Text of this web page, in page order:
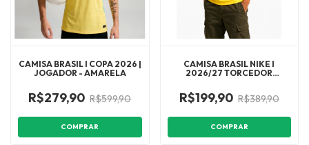
CAMISA BRASIL I COPA 2026 |
JOGADOR - AMARELA
R$279,90 R$599,90
COMPRAR
CAMISA BRASIL NIKE I
2026/27 TORCEDOR
R$199,90 R$389,90
COMPRAR